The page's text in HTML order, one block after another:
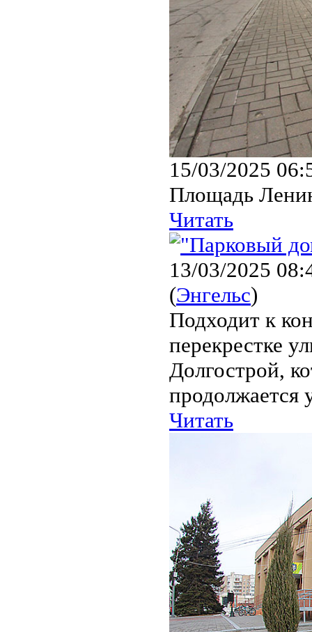
15/03/2025
Площадь
Читать
13/03/2025
(Энгельс)
Подходит к
перекрестке
Долгострой,
продолжается
Читать